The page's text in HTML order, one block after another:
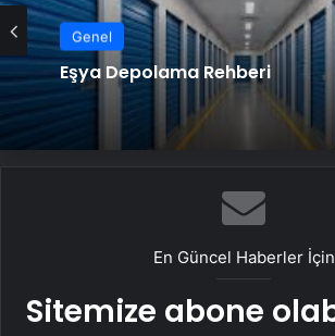
Genel
Eşya Depolama Rehberi
En Güncel Haberler İçin
Sitemize abone